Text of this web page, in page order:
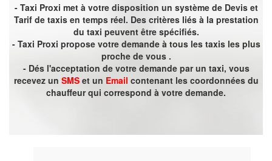
- Taxi Proxi met à votre disposition un système de Devis et
Tarif de taxis en temps réel. Des critères liés à la prestation
du taxi peuvent être spécifiés.
- Taxi Proxi propose votre demande à tous les taxis les plus
proche de vous .
- Dés l'acceptation de votre demande par un taxi, vous
recevez un SMSet un Email contenant les coordonnées du
chauffeur qui correspond à votre demande.